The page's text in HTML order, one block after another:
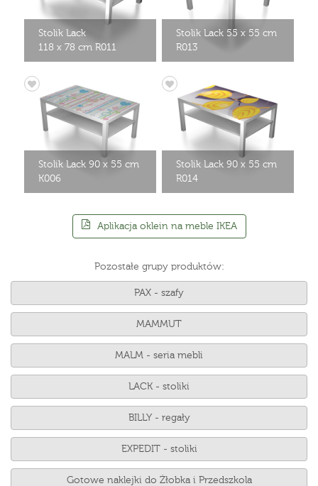
Stolik Lack
118 x 78 cm R011
Stolik Lack 55 x 55 cm
R013
Stolik Lack 90 x 55 cm
K006
Stolik Lack 90 x 55 cm
R014
Aplikacja oklein na meble IKEA
Pozostałe grupy produktów:
PAX - szafy
MAMMUT
MALM - seria mebli
LACK - stoliki
BILLY - regały
EXPEDIT - stoliki
Gotowe naklejki do Żłobka i Przedszkola